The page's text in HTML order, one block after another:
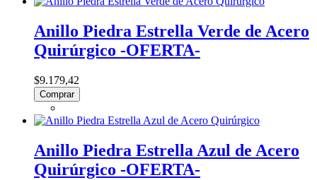
Anillo Piedra Estrella Verde de Acero
Quirúrgico -OFERTA-
$9.179,42
Comprar
Anillo Piedra Estrella Azul de Acero
Quirúrgico -OFERTA-